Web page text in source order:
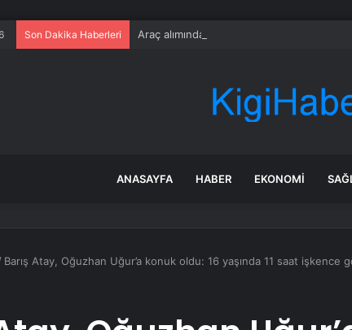
Son Dakika Haberleri Araç alımında ÖTV düzenlemesi:
ANASAYFA HABER EKONOMI
Barış Atay, Oğuzhan Uğur’a konuk oldu: 16 yaşında 11 saat işkence